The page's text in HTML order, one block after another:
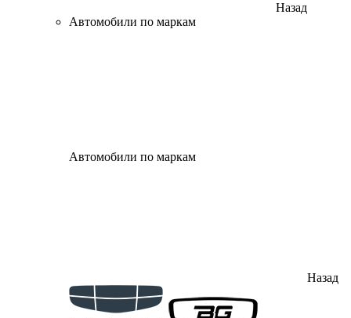
Назад
Автомобили по маркам
Автомобили по маркам
Назад